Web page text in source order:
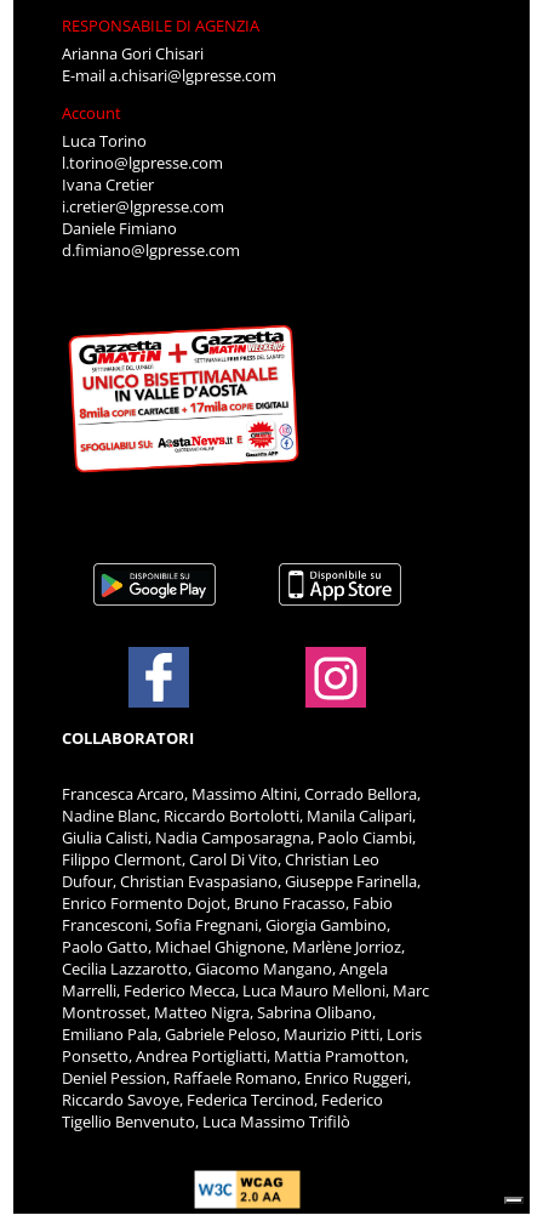
RESPONSABILE DI AGENZIA
Arianna Gori Chisari
E-maila.chisari@lgpresse.com
Account
Luca Torino
l.torino@lgpresse.com
Ivana Cretier
i.cretier@lgpresse.com
Daniele Fimiano
d.fimiano@lgpresse.com
COLLABORATORI
Francesca Arcaro, Massimo Altini, Corrado Bellora,
Nadine Blanc, Riccardo Bortolotti, Manila Calipari,
Giulia Calisti, Nadia Camposaragna, Paolo Ciambi,
Filippo Clermont, Carol Di Vito, Christian Leo
Dufour, Christian Evaspasiano, Giuseppe Farinella,
Enrico Formento Dojot, Bruno Fracasso, Fabio
Francesconi, Sofia Fregnani, Giorgia Gambino,
Paolo Gatto, Michael Ghignone, Marlène Jorrioz,
Cecilia Lazzarotto, Giacomo Mangano, Angela
Marrelli, Federico Mecca, Luca Mauro Melloni, Marc
Montrosset, Matteo Nigra, Sabrina Olibano,
Emiliano Pala, Gabriele Peloso, Maurizio Pitti, Loris
Ponsetto, Andrea Portigliatti, Mattia Pramotton,
Deniel Pession, Raffaele Romano, Enrico Ruggeri,
Riccardo Savoye, Federica Tercinod, Federico
Tigellio Benvenuto, Luca Massimo Trifilò